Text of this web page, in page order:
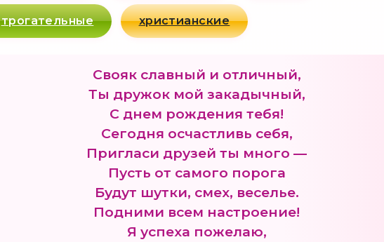
трогательные христианские
Свояк славный и отличный,
Ты дружок мой закадычный,
С днем рождения тебя!
Сегодня осчастливь себя,
Пригласи друзей ты много —
Пусть от самого порога
Будут шутки, смех, веселье.
Подними всем настроение!
Я успеха пожелаю,